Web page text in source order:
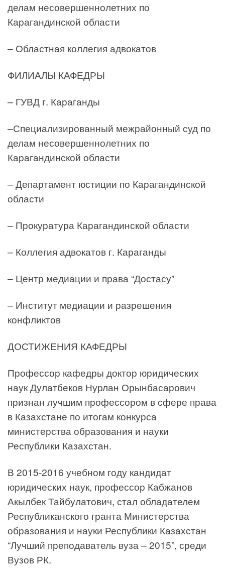
делам несовершеннолетних по
Карагандинской области
– Областная коллегия адвокатов
ФИЛИАЛЫ КАФЕДРЫ
– ГУВД г. Караганды
–Специализированный межрайонный суд по
делам несовершеннолетних по
Карагандинской области
– Департамент юстиции по Карагандинской
области
– Прокуратура Карагандинской области
– Коллегия адвокатов г. Караганды
– Центр медиации и права “Достасу”
– Институт медиации и разрешения
конфликтов
ДОСТИЖЕНИЯ КАФЕДРЫ
Профессор кафедры доктор юридических
наук Дулатбеков Нурлан Орынбасарович
признан лучшим профессором в сфере права
в Казахстане по итогам конкурса
министерства образования и науки
Республики Казахстан.
В 2015-2016 учебном году кандидат
юридических наук, профессор Кабжанов
Акылбек Тайбулатович, стал обладателем
Республиканского гранта Министерства
образования и науки Республики Казахстан
“Лучший преподаватель вуза – 2015”, среди
Вузов РК.